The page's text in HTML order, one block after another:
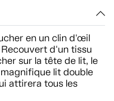
en un clin d'œil
d'un tissu
sur la tête de lit, le
lit double
attirera tous les